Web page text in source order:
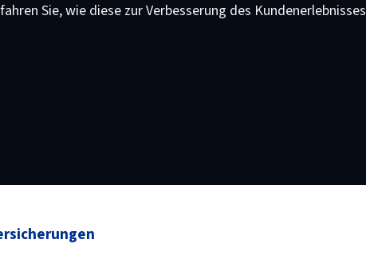
Sie, wie diese zur Verbesserung des Kundenerlebnisses